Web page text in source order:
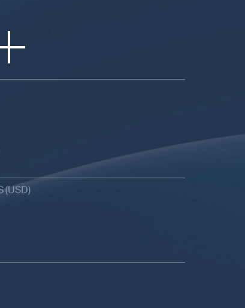
(USD)